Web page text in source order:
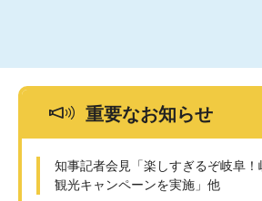
重要なお知らせ
知事記者会見「楽しすぎるぞ岐阜
観光キャンペーンを実施」他